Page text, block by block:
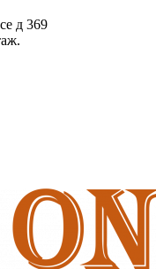
д 369